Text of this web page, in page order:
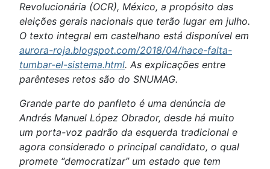
Revolucionária (OCR), México, a propósito das
eleições gerais nacionais que terão lugar em julho.
O texto integral em castelhano está disponível em
aurora-roja.blogspot.com/2018/04/hace-falta-
tumbar-el-sistema.html. As explicações entre
parênteses retos são do SNUMAG.
Grande parte do panfleto é uma denúncia de
Andrés Manuel López Obrador, desde há muito
um porta-voz padrão da esquerda tradicional e
agora considerado o principal candidato, o qual
promete “democratizar” um estado que tem